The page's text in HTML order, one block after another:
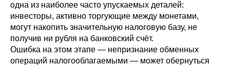
одна из наиболее часто упускаемых деталей:
инвесторы, активно торгующие между монетами,
могут накопить значительную налоговую базу, не
получив ни рубля на банковский счёт.
Ошибка на этом этапе — непризнание обменных
операций налогооблагаемыми — может обернуться